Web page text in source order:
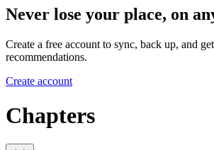
Never lose your place, on
Create a free account to sync, back up, and
recommendations.
Create account
Chapters